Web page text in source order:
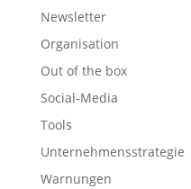
Newsletter
Organisation
Out of the box
Social-Media
Tools
Unternehmensstrategie
Warnungen